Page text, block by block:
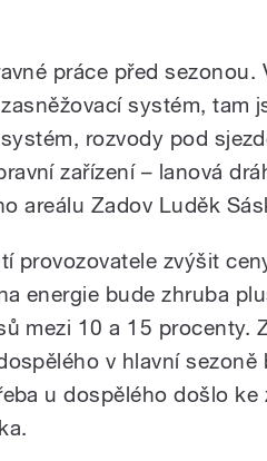
práce před sezonou.
systém, tam
rozvody pod
zařízení – lanová
areálu Zadov Luděk
provozovatele zvýšit
energie bude zhruba
mezi 10 a 15 procenty.
v hlavní sezoně
u dospělého došlo ke